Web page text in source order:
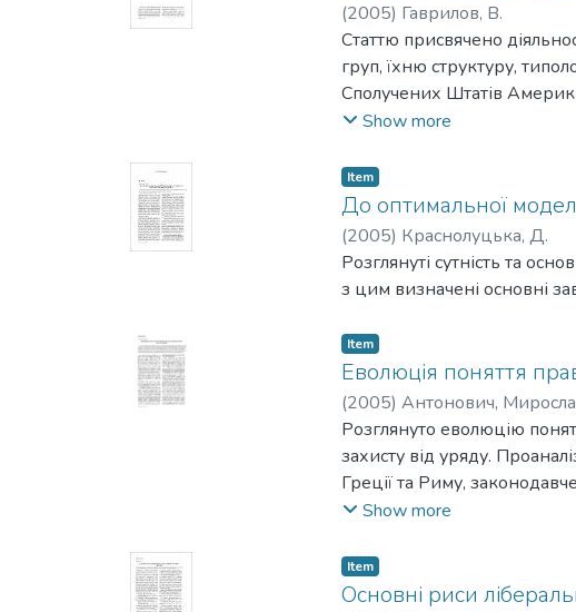
(2005) Гаврилов, В.
Статтю присвячено
груп, їхню структуру,
Сполучених Штатів
на уряд, правові засади
Show more
Item
До оптимальної
(2005) Краснолуцька, Д.
Розглянуті сутність та
з цим визначені основні
Item
Еволюція поняття
(2005) Антонович,
Розглянуто еволюцію
захисту від уряду.
Греції та Риму,
прав людини, існуючі
потреб людини та вимог,
Show more
Item
Основні риси